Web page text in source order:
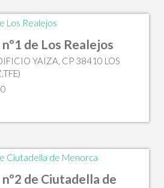
de Los Realejos
YAIZA, CP 38410 LOS
de Ciutadella de